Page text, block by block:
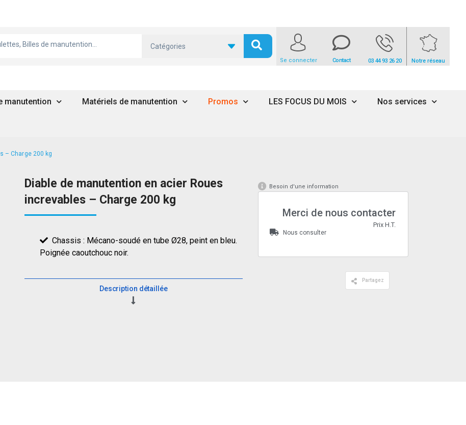
Se connecter Contact 03 44 93 26 20 Notre réseau
Catégories
manutention Matériels de manutention Promos LES FOCUS DU MOIS Nos services
– Charge 200 kg
Diable de manutention en acier Roues
increvables – Charge 200 kg
Chassis : Mécano-soudé en tube Ø28, peint en bleu.
Poignée caoutchouc noir.
Description détaillée
Besoin d'une information
Merci de nous contacter
Prix H.T.
Nous consulter
Partagez